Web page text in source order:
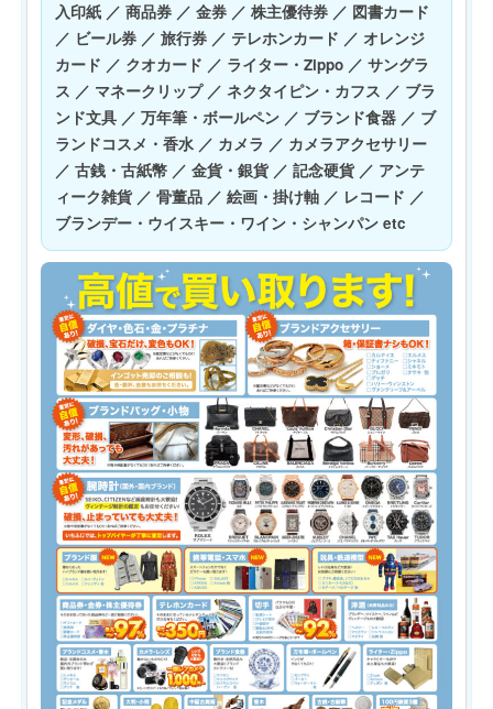
入印紙 ／ 商品券 ／ 金券 ／ 株主優待券 ／ 図書カード
／ ビール券 ／ 旅行券 ／ テレホンカード ／ オレンジ
カード ／ クオカード ／ ライター・Zippo ／ サングラ
ス ／ マネークリップ ／ ネクタイピン・カフス ／ ブラ
ンド文具 ／ 万年筆・ボールペン ／ ブランド食器 ／ ブ
ランドコスメ・香水 ／ カメラ ／ カメラアクセサリー
／ 古銭・古紙幣 ／ 金貨・銀貨 ／ 記念硬貨 ／ アンテ
ィーク雑貨 ／ 骨董品 ／ 絵画・掛け軸 ／ レコード ／
ブランデー・ウイスキー・ワイン・シャンパン etc